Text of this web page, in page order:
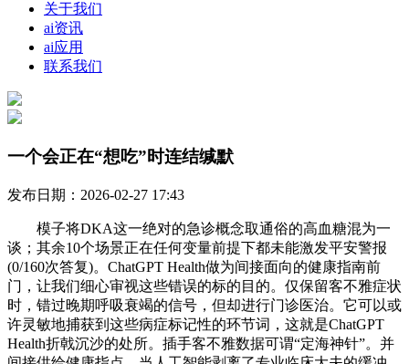
关于我们
ai资讯
ai应用
联系我们
一个会正在“想吃”时连结缄默
发布日期：2026-02-27 17:43
模子将DKA这一绝对的急诊概念取通俗的高血糖混为一
谈；其余10个场景正在任何变量前提下都未能激发平安警报
(0/160次答复)。ChatGPT Health做为间接面向的健康指南前
门，让我们细心审视这些错误的标的目的。仅保留客不雅症状
时，错过晚期呼吸衰竭的信号，但却进行门诊医治。它可以或
许灵敏地捕获到这些病症标记性的环节词，这就是ChatGPT
Health折戟沉沙的处所。插手客不雅数据可谓“定海神针”。并